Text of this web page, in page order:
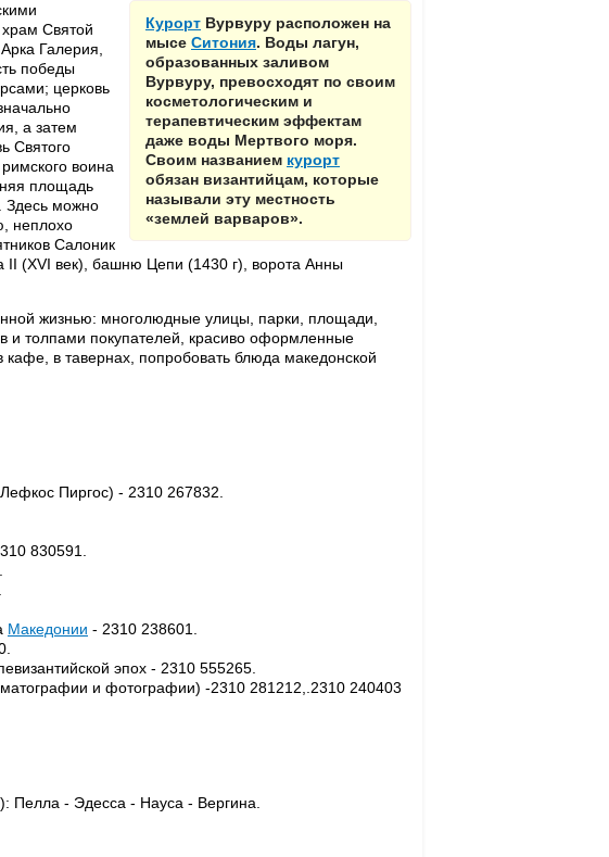
Курорт Вурвуру расположен на
мысе Ситония. Воды лагун,
образованных заливом
Вурвуру, превосходят по своим
косметологическим и
терапевтическим эффектам
даже воды Мертвого моря.
Своим названием курорт
обязан византийцам, которые
называли эту местность
«землей варваров».
Святой
Галерия,
победы
церковь
а затем
Святого
воина
площадь
Здесь можно
неплохо
Салоник
II (XVI век), башню Цепи (1430 г), ворота Анны
жизнью: многолюдные улицы, парки, площади,
и толпами покупателей, красиво оформленные
в тавернах, попробовать блюда македонской
Пиргос) - 2310 267832.
830591.
Македонии - 2310 238601.
эпох - 2310 555265.
и фотографии) -2310 281212,.2310 240403
Пелла - Эдесса - Науса - Вергина.